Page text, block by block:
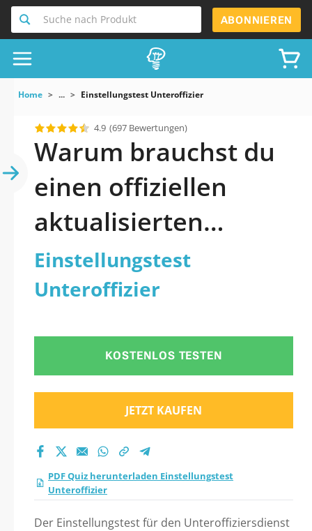
Suche nach Produkt ABONNIEREN
Home ... Einstellungstest Unteroffizier
4.9 (697 Bewertungen)
Warum brauchst du
einen offiziellen
aktualisierten
Einstellungstest
Unteroffizier
Einstellungstest
Unteroffizier
KOSTENLOS TESTEN
JETZT KAUFEN
PDF Quiz herunterladen Einstellungstest
Unteroffizier
Der Einstellungstest für den Unteroffiziersdienst